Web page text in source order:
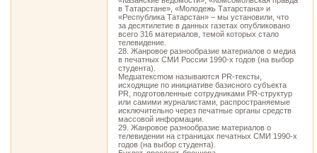
в Татарстане», «Молодежь Татарстана» и
«Республика Татарстан» – мы установили, что
за десятилетие в данных газетах опубликовано
всего 316 материалов, темой которых стало
телевидение.
28. Жанровое разнообразие материалов о медиа
в печатных СМИ России 1990-х годов (на выбор
студента).
Meдuaтeкcmoм называются PR-тексты,
исходящие по инициативе базисного субъекта
PR, подготовленные сотрудниками PR-структур
или самими журналистами, распространяемые
исключительно через печатные органы средств
массовой информации.
29. Жанровое разнообразие материалов о
телевидении на страницах печатных СМИ 1990-х
годов (на выбор студента).